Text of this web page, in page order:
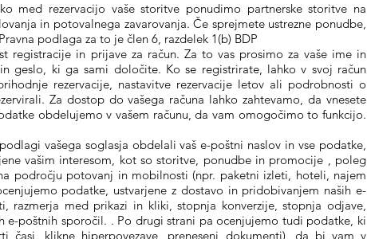
med rezervacijo vaše storitve ponudimo partnerske storitve na
in potovalnega zavarovanja. Če sprejmete ustrezne ponudbe,
podlaga za to je člen 6, razdelek 1(b) BDP
registracije in prijave za račun. Za to vas prosimo za vaše ime in
geslo, ki ga sami določite. Ko se registrirate, lahko v svoj račun
rezervacije, nastavitve rezervacije letov ali podrobnosti o
Za dostop do vašega računa lahko zahtevamo, da vnesete
obdelujemo v vašem računu, da vam omogočimo to funkcijo.
vašega soglasja obdelali vaš e-poštni naslov in vse podatke,
vašim interesom, kot so storitve, ponudbe in promocije , poleg
področju potovanj in mobilnosti (npr. paketni izleti, hoteli, najem
podatke, ustvarjene z dostavo in pridobivanjem naših e-
razmerja med prikazi in kliki, stopnja konverzije, stopnja odjave,
e-poštnih sporočil. . Po drugi strani pa ocenjujemo tudi podatke, ki
klikne hiperpovezave, preneseni dokumenti), da bi vam v